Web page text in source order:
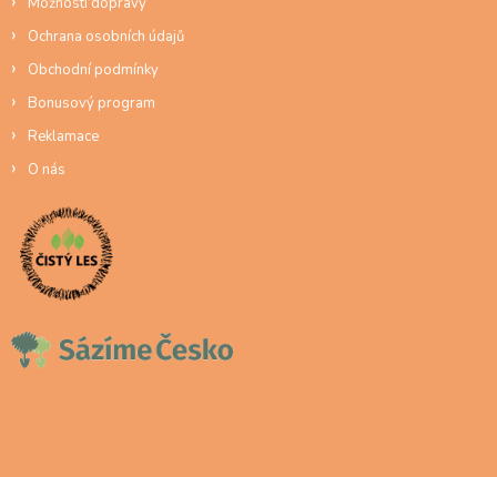
Ochrana osobních údajů
Obchodní podmínky
Bonusový program
Reklamace
O nás